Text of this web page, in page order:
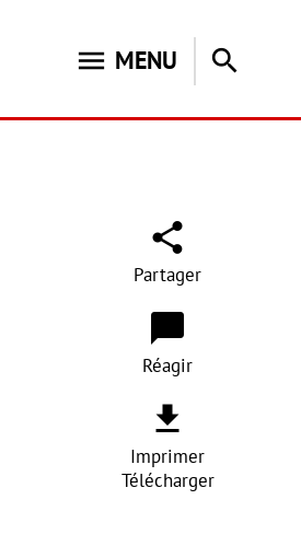
menu MENU search
Partager
Réagir
Imprimer
Télécharger